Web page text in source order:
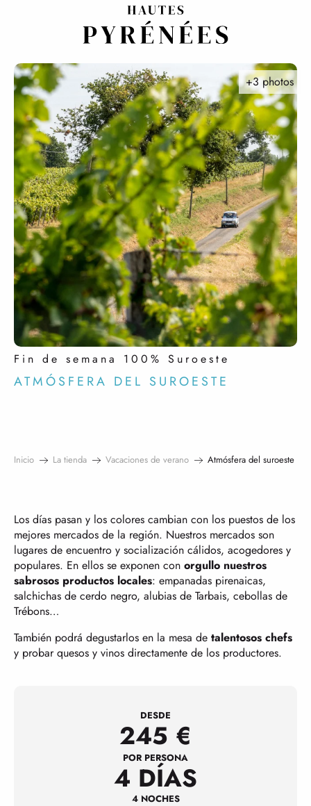
Fin de semana 100% Suroeste
ATMÓSFERA DEL SUROESTE
+3 photos
Inicio La tienda Vacaciones de verano Atmósfera del suroeste
Los días pasan y los colores cambian con los puestos de los
mejores mercados de la región. Nuestros mercados son
lugares de encuentro y socialización cálidos, acogedores y
populares. En ellos se exponen con orgullo nuestros
sabrosos productos locales: empanadas pirenaicas,
salchichas de cerdo negro, alubias de Tarbais, cebollas de
Trébons…
También podrá degustarlos en la mesa de talentosos chefs
y probar quesos y vinos directamente de los productores.
DESDE
245 €
POR PERSONA
4 DÍAS
4 NOCHES